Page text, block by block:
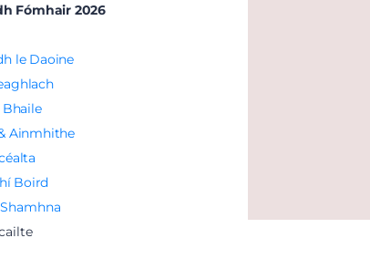
Fómhair 2026
le Daoine
Bhaile
Ainmhithe
Boird